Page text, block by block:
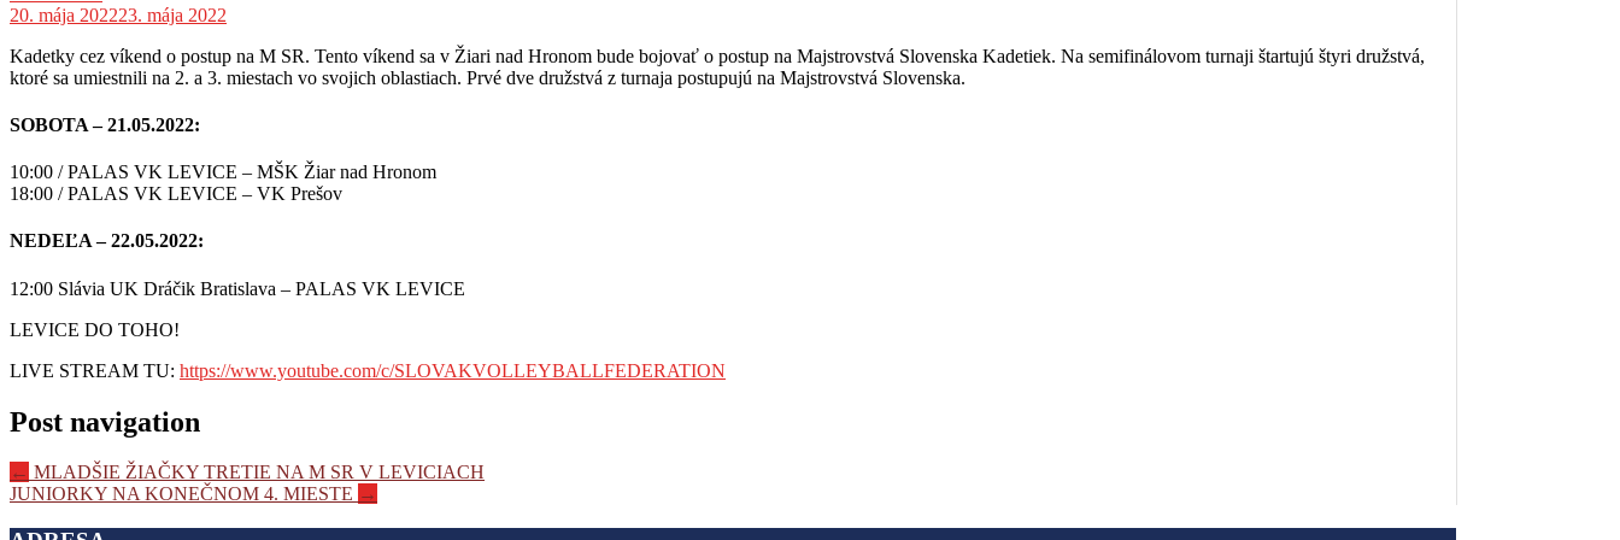
20. mája 202223. mája 2022
Kadetky cez víkend o postup na M SR. Tento víkend sa v Žiari nad Hronom bude bojovať o postup na Majstrovstvá Slovenska Kadetiek. Na semifinálovom turnaji štartujú štyri družstvá,
ktoré sa umiestnili na 2. a 3. miestach vo svojich oblastiach. Prvé dve družstvá z turnaja postupujú na Majstrovstvá Slovenska.
SOBOTA – 21.05.2022:
10:00 / PALAS VK LEVICE – MŠK Žiar nad Hronom
18:00 / PALAS VK LEVICE – VK Prešov
NEDEĽA – 22.05.2022:
12:00 Slávia UK Dráčik Bratislava – PALAS VK LEVICE
LEVICE DO TOHO!
LIVE STREAM TU: https://www.youtube.com/c/SLOVAKVOLLEYBALLFEDERATION
Post navigation
← MLADŠIE ŽIAČKY TRETIE NA M SR V LEVICIACH
JUNIORKY NA KONEČNOM 4. MIESTE →